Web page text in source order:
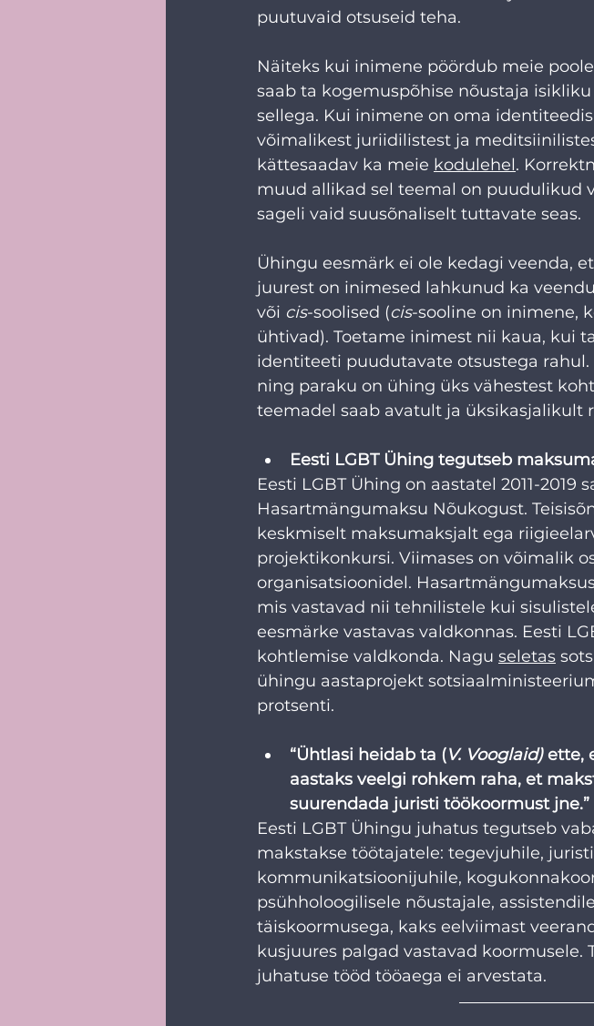
puutuvaid otsuseid teha.
Näiteks kui inimene pöördub meie
saab ta kogemuspõhise nõustaja
sellega. Kui inimene on oma
võimalikest juriidilistest ja
kättesaadav ka meie kodulehel.
muud allikad sel teemal on puudulikud
sageli vaid suusõnaliselt tuttavate seas.
Ühingu eesmärk ei ole kedagi veenda,
juurest on inimesed lahkunud ka
või cis-soolised (cis-sooline on inimene,
ühtivad). Toetame inimest nii kaua, kui
identiteeti puudutavate otsustega
ning paraku on ühing üks vähestest
teemadel saab avatult ja üksikasjalikult
Eesti LGBT Ühing tegutseb
Eesti LGBT Ühing on aastatel 2011-2019
Hasartmängumaksu Nõukogust.
keskmiselt maksumaksjalt ega
projektikonkursi. Viimases on võimalik
organisatsioonidel.
mis vastavad nii tehnilistele kui
eesmärke vastavas valdkonnas. Eesti
kohtlemise valdkonda. Nagu seletas
ühingu aastaprojekt
protsenti.
“Ühtlasi heidab ta (V. Vooglaid) ette,
aastaks veelgi rohkem raha, et
suurendada juristi töökoormust jne.”
Eesti LGBT Ühingu juhatus tegutseb
makstakse töötajatele: tegevjuhile,
kommunikatsioonijuhile,
psühholoogilisele nõustajale,
täiskoormusega, kaks eelviimast
kusjuures palgad vastavad
juhatuse tööd tööaega ei arvestata.